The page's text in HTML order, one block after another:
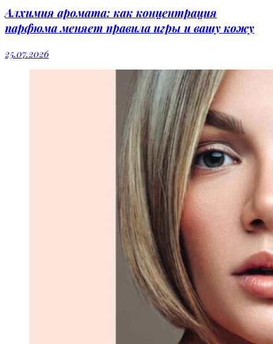
Алхимия аромата: как концентрация
парфюма меняет правила игры и вашу кожу
25.07.2026